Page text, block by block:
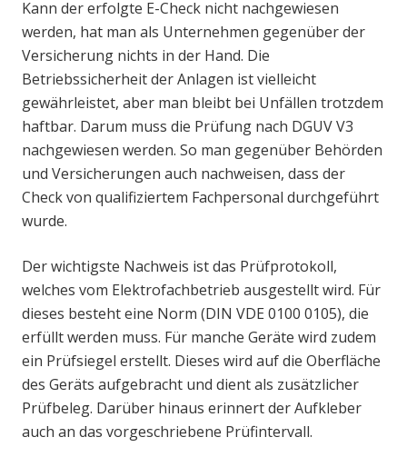
Kann der erfolgte E-Check nicht nachgewiesen
werden, hat man als Unternehmen gegenüber der
Versicherung nichts in der Hand. Die
Betriebssicherheit der Anlagen ist vielleicht
gewährleistet, aber man bleibt bei Unfällen trotzdem
haftbar. Darum muss die Prüfung nach DGUV V3
nachgewiesen werden. So man gegenüber Behörden
und Versicherungen auch nachweisen, dass der
Check von qualifiziertem Fachpersonal durchgeführt
wurde.
Der wichtigste Nachweis ist das Prüfprotokoll,
welches vom Elektrofachbetrieb ausgestellt wird. Für
dieses besteht eine Norm (DIN VDE 0100 0105), die
erfüllt werden muss. Für manche Geräte wird zudem
ein Prüfsiegel erstellt. Dieses wird auf die Oberfläche
des Geräts aufgebracht und dient als zusätzlicher
Prüfbeleg. Darüber hinaus erinnert der Aufkleber
auch an das vorgeschriebene Prüfintervall.